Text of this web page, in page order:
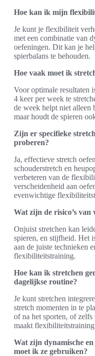
Hoe kan ik mijn
Je kunt je flexibiliteit
met een combinatie van
oefeningen. Dit kan je
spierbalans te behouden.
Hoe vaak moet ik
Voor optimale resultaten
4 keer per week te
de week helpt niet
maar houdt de spieren
Zijn er specifieke
proberen?
Ja, effectieve stretch
schouderstretch en
verbeteren van de
verscheidenheid aan
evenwichtige
Wat zijn de risico’s van
Onjuist stretchen kan
spieren, en stijfheid. Het
aan de juiste technieken
flexibiliteitstraining.
Hoe kan ik stretchen
dagelijkse routine?
Je kunt stretchen
stretch momenten in te
of na het sporten, of
maakt
Wat zijn dynamische
moet ik ze gebruiken?